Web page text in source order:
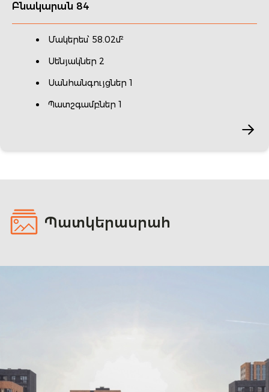
Բնակարան 84
Մակերես՝ 58.02մ²
Սենյակներ 2
Սանհանգույցներ 1
Պատշգամբներ 1
Պատկերասրահ